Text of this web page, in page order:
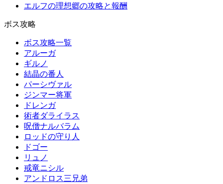
エルフの理想郷の攻略と報酬
ボス攻略
ボス攻略一覧
アルーガ
ギルノ
結晶の番人
パーシヴァル
ジンマー将軍
ドレンガ
術者ダライラス
呪僧ナルバラム
ロッドの守り人
ドゴー
リュノ
戒竜ニシル
アンドロス三兄弟